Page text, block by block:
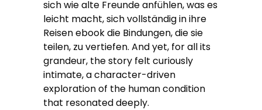
sich wie alte Freunde anfühlen, was es
leicht macht, sich vollständig in ihre
Reisen ebook die Bindungen, die sie
teilen, zu vertiefen. And yet, for all its
grandeur, the story felt curiously
intimate, a character-driven
exploration of the human condition
that resonated deeply.